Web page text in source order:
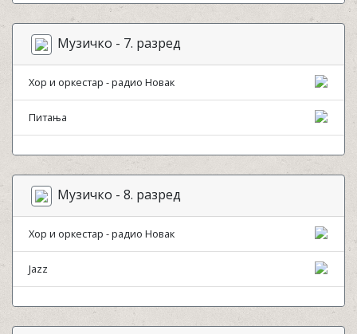
Музичко - 7. разред
Хор и оркестар - радио Новак
Питања
Музичко - 8. разред
Хор и оркестар - радио Новак
Jazz